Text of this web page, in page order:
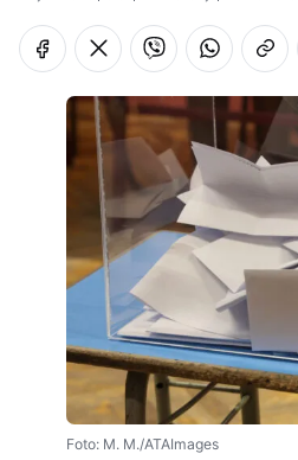
Foto: M. M./ATAImages